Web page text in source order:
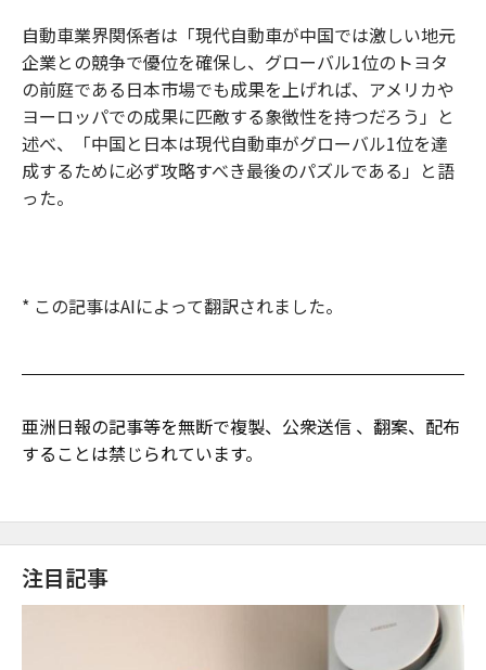
自動車業界関係者は「現代自動車が中国では激しい地元
企業との競争で優位を確保し、グローバル1位のトヨタ
の前庭である日本市場でも成果を上げれば、アメリカや
ヨーロッパでの成果に匹敵する象徴性を持つだろう」と
述べ、「中国と日本は現代自動車がグローバル1位を達
成するために必ず攻略すべき最後のパズルである」と語
った。
* この記事はAIによって翻訳されました。
亜洲日報の記事等を無断で複製、公衆送信 、翻案、配布
することは禁じられています。
注目記事